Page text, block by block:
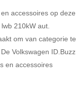
accessoires op deze
210kW aut.
om van categorie te
De Volkswagen ID.Buzz
en accessoires